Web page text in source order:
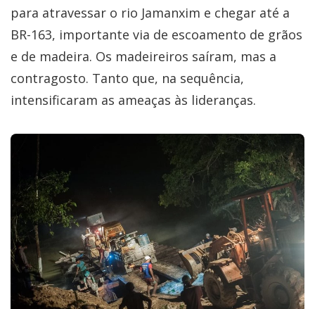
para atravessar o rio Jamanxim e chegar até a
BR-163, importante via de escoamento de grãos
e de madeira. Os madeireiros saíram, mas a
contragosto. Tanto que, na sequência,
intensificaram as ameaças às lideranças.